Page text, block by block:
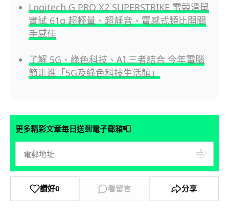
Logitech G PRO X2 SUPERSTRIKE 電競滑鼠
實試 61g 超輕量、超靜音、電感式類比開關
手感佳
了解 5G、綠色科技、AI 三者結合 今年電腦
節走進「5G及綠色科技生活館」
更多精彩文章每日送到電子郵箱📮
讚好0 看留言 分享